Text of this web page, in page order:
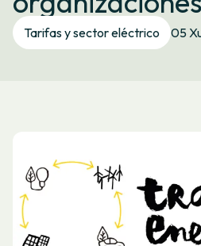
Oficina virtual
Tarifas y sector eléctrico 05